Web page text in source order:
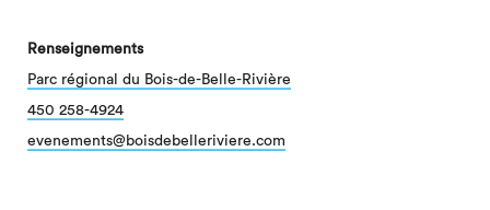
Renseignements
Parc régional du Bois-de-Belle-Rivière
450 258-4924
evenements@boisdebelleriviere.com